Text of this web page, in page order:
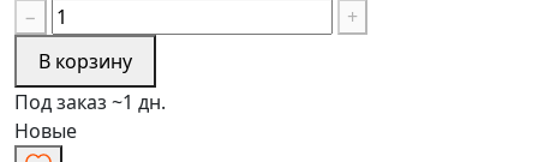
−
+
В корзину
Под заказ ~1 дн.
Новые